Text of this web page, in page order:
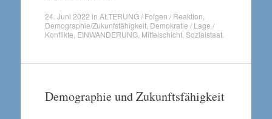
24. Juni 2022 in ALTERUNG / Folgen / Reaktion
Demographie/Zukunfsfähigkeit, Demokratie / Lage /
Konflikte EINWANDERUNG, Mittelschicht, Sozialstaat.
Demographie und Zukunftsfähigkeit